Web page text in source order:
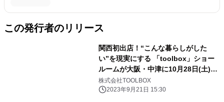
この発行者のリリース
関西初出店！“こんな暮らしがした
い”を現実にする 「toolbox」ショー
ルームが大阪・中津に10月28日(土)オ
ープン
株式会社TOOLBOX
2023年9月21日 15:30